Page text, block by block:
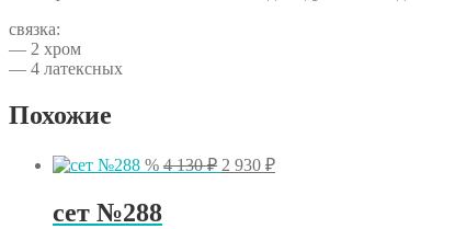
связка:
— 2 хром
— 4 латексных
Похожие
% 4 130₽ Первоначальная
2 930 ₽Текущая
сет №288